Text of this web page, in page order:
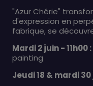
"Azur Chérie"
d'expression en
fabrique, se
Mardi 2 juin - 11h00 :
painting
Jeudi 18 & mardi 30